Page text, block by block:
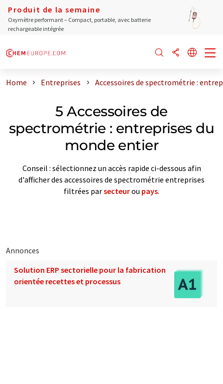
Produit de la semaine
Oxymètre performant – Compact, portable, avec batterie
rechargeable intégrée
Home Entreprises Accessoires de spectrométrie :
5 Accessoires de
spectrométrie : entreprises du
monde entier
Conseil : sélectionnez un accès rapide ci-dessous afin
d'afficher des accessoires de spectrométrie entreprises
filtrées parsecteurou pays.
Annonces
Solution ERP sectorielle pour la fabrication
orientée recettes et processus